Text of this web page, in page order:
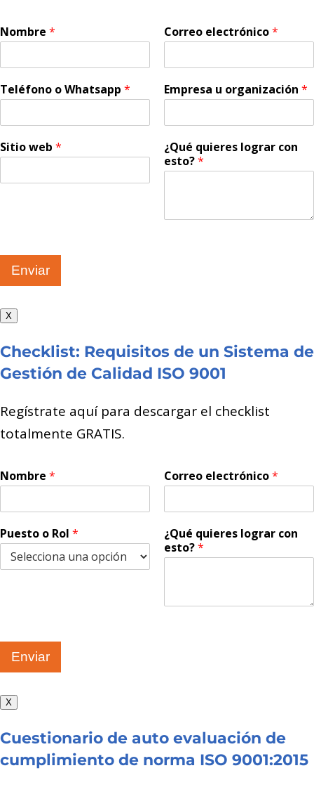
Nombre * Correo electrónico*
Teléfono o Whatsapp * Empresa u organización *
Sitio web *
¿Qué quieres lograr con
esto?*
Enviar
X
Checklist: Requisitos de un Sistema de
Gestión de Calidad ISO 9001
Regístrate aquí para descargar el checklist
totalmente GRATIS.
Nombre * Correo electrónico*
Puesto o Rol *
¿Qué quieres lograr con
esto?*
Enviar
X
Cuestionario de auto evaluación de
cumplimiento de norma ISO 9001:2015